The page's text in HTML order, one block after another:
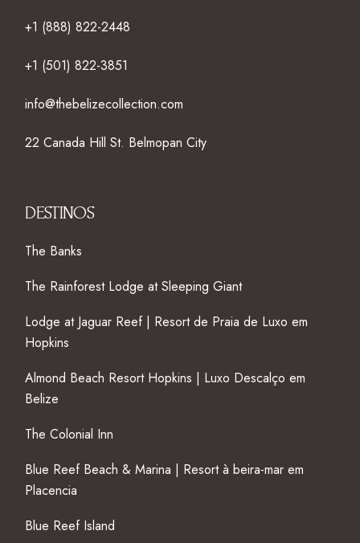
+1 (888) 822-2448
+1 (501) 822-3851
info@thebelizecollection.com
22 Canada Hill St. Belmopan City
DESTINOS
The Banks
The Rainforest Lodge at Sleeping Giant
Lodge at Jaguar Reef | Resort de Praia de Luxo em
Hopkins
Almond Beach Resort Hopkins | Luxo Descalço em
Belize
The Colonial Inn
Blue Reef Beach & Marina | Resort à beira-mar em
Placencia
Blue Reef Island